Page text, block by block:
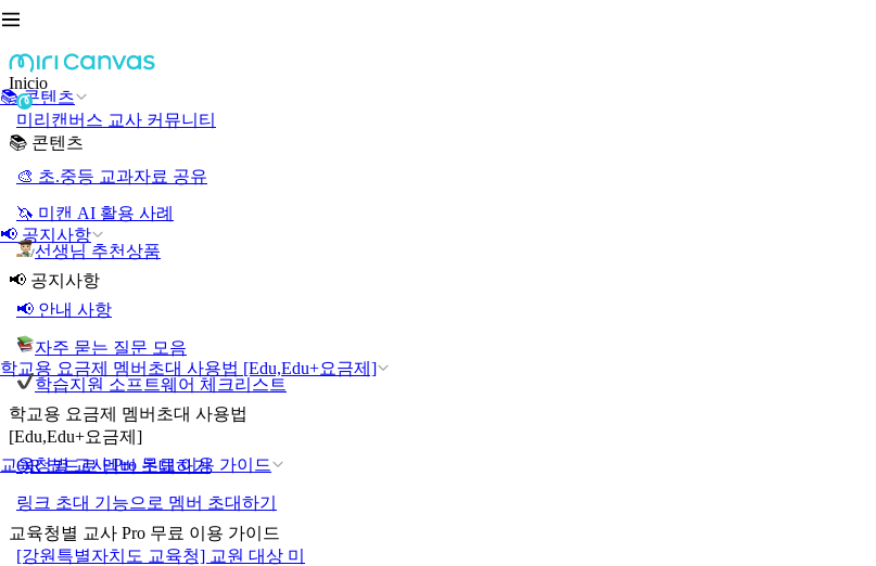
📚 콘텐츠
📢 공지사항
학교용 요금제 멤버초대 사용법 [Edu,Edu+요금제]
교육청별 교사 Pro 무료 이용 가이드
Inicio
미리캔버스 교사 커뮤니티
📚 콘텐츠
🎨 초.중등 교과자료 공유
🦄 미캔 AI 활용 사례
선생님 추천상품
📢 공지사항
📢 안내 사항
자주 묻는 질문 모음
학습지원 소프트웨어 체크리스트
학교용 요금제 멤버초대 사용법
[Edu,Edu+요금제]
QR 코드로 멤버 초대하기
링크 초대 기능으로 멤버 초대하기
교육청별 교사 Pro 무료 이용 가이드
[강원특별자치도 교육청] 교원 대상 미